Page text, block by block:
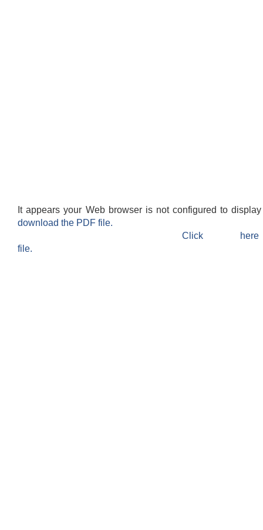
It appears your Web browser is not configured to
download the PDF file.
Click
file.